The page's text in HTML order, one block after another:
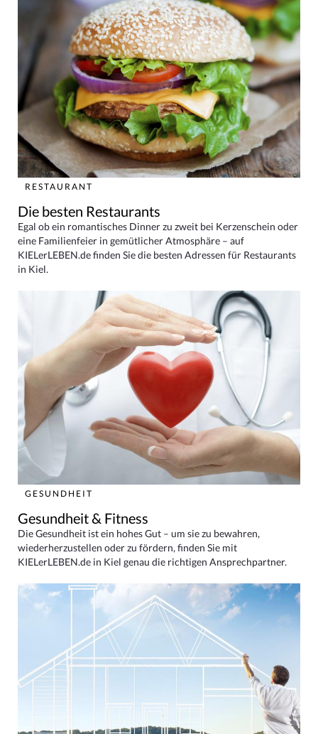
RESTAURANT
Die besten Restaurants
Egal ob ein romantisches Dinner zu zweit bei Kerzenschein oder
eine Familienfeier in gemütlicher Atmosphäre – auf
KIELerLEBEN.de finden Sie die besten Adressen für Restaurants
in Kiel.
GESUNDHEIT
Gesundheit & Fitness
Die Gesundheit ist ein hohes Gut – um sie zu bewahren,
wiederherzustellen oder zu fördern, finden Sie mit
KIELerLEBEN.de in Kiel genau die richtigen Ansprechpartner.